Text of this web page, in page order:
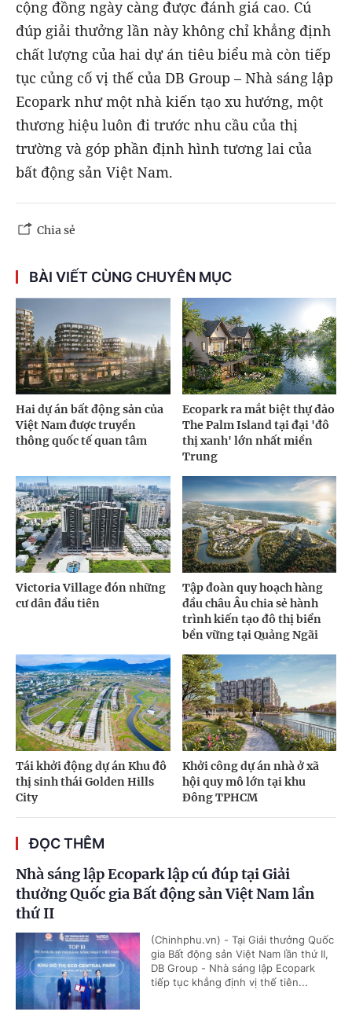
cộng đồng ngày càng được đánh giá cao. Cú
đúp giải thưởng lần này không chỉ khẳng định
chất lượng của hai dự án tiêu biểu mà còn tiếp
tục củng cố vị thế của DB Group – Nhà sáng lập
Ecopark như một nhà kiến tạo xu hướng, một
thương hiệu luôn đi trước nhu cầu của thị
trường và góp phần định hình tương lai của
bất động sản Việt Nam.
Chia sẻ
BÀI VIẾT CÙNG CHUYÊN MỤC
Hai dự án bất động sản của
Việt Nam được truyền
thông quốc tế quan tâm
Ecopark ra mắt biệt thự đảo
The Palm Island tại đại 'đô
thị xanh' lớn nhất miền
Trung
Victoria Village đón những
cư dân đầu tiên
Tập đoàn quy hoạch hàng
đầu châu Âu chia sẻ hành
trình kiến tạo đô thị biển
bền vững tại Quảng Ngãi
Tái khởi động dự án Khu đô
thị sinh thái Golden Hills
City
Khởi công dự án nhà ở xã
hội quy mô lớn tại khu
Đông TPHCM
ĐỌC THÊM
Nhà sáng lập Ecopark lập cú đúp tại Giải
thưởng Quốc gia Bất động sản Việt Nam lần
thứ II
(Chinhphu.vn) - Tại Giải thưởng Quốc
gia Bất động sản Việt Nam lần thứ II,
DB Group - Nhà sáng lập Ecopark
tiếp tục khẳng định vị thế tiên...